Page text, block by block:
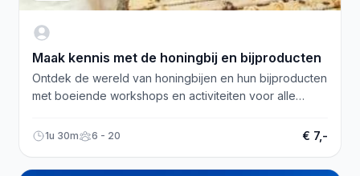
Maak kennis met de honingbij en bijproducten
Ontdek de wereld van honingbijen en hun bijproducten
met boeiende workshops en activiteiten voor alle
1u 30m 6 - 20 € 7,-